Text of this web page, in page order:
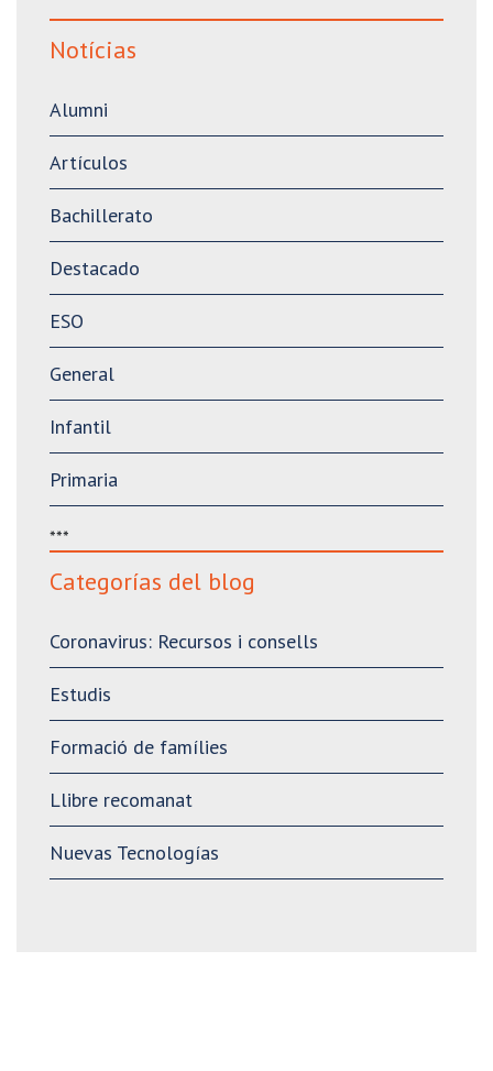
Notícias
Alumni
Artículos
Bachillerato
Destacado
ESO
General
Infantil
Primaria
***
Categorías del blog
Coronavirus: Recursos i consells
Estudis
Formació de famílies
Llibre recomanat
Nuevas Tecnologías